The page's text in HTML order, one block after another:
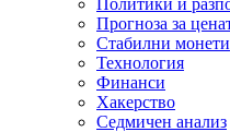
Прогноза за
Стабилни монети
Технология
Финанси
Хакерство
Седмичен анализ